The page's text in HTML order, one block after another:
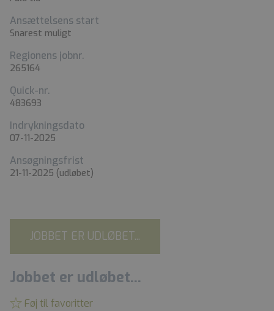
Ansættelsens start
Snarest muligt
Regionens jobnr.
265164
Quick-nr.
483693
Indrykningsdato
07-11-2025
Ansøgningsfrist
21-11-2025 (udløbet)
JOBBET ER UDLØBET...
Jobbet er udløbet...
Føj til favoritter